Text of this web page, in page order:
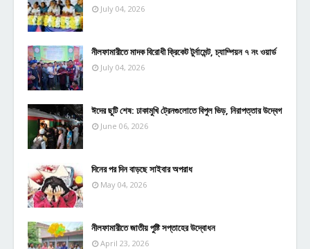
July 04, 2026
নীলফামারীতে মাদক বিরোধী ক্রিকেট টুর্নামেন্ট, চ্যাম্পিয়ন ৭ নং ওয়ার্ড
July 04, 2026
ঈদের ছুটি শেষ: ঢাকামুখি ট্রেনগুলোতে বিপুল ভিড়, নিরাপত্তার উদ্বেগ
June 06, 2026
দিনের পর দিন বাড়ছে সাইবার অপরাধ
May 04, 2026
নীলফামারীতে জাতীয় পুষ্টি সপ্তাহের উদ্বোধন
April 23, 2026